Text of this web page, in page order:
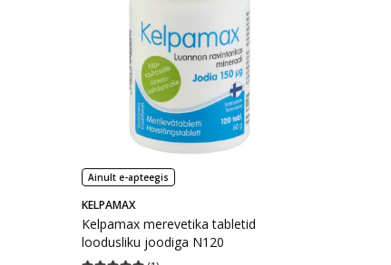
Ainult e-apteegis
KELPAMAX
Kelpamax merevetika tabletid
loodusliku joodiga N120